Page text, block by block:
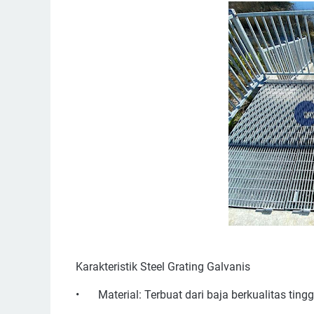
Karakteristik Steel Grating Galvanis
• Material: Terbuat dari baja berkualitas